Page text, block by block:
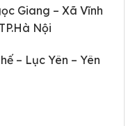
Giang – Xã Vĩnh
Nội
– Lục Yên – Yên